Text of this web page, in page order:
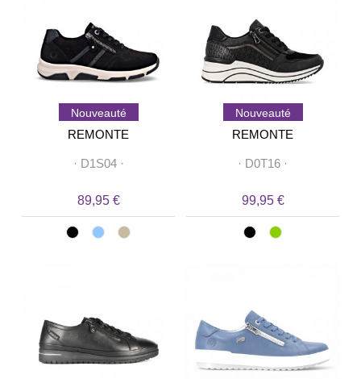
Nouveauté
REMONTE
· D1S04·
89,95 €
Nouveauté
REMONTE
· D0T16 ·
99,95 €